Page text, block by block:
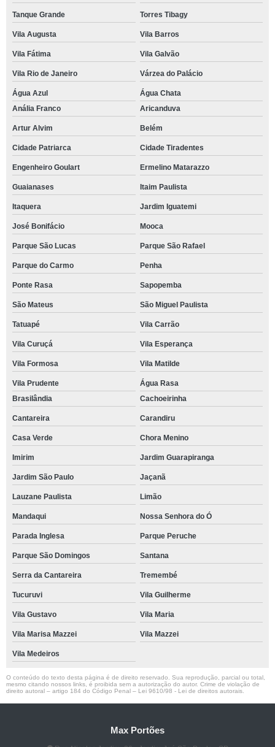
Tanque Grande Torres Tibagy
Vila Augusta Vila Barros
Vila Fátima Vila Galvão
Vila Rio de Janeiro Várzea do Palácio
Água Azul
Água Chata
Anália Franco
Aricanduva
Artur Alvim Belém
Cidade Patriarca Cidade Tiradentes
Engenheiro Goulart Ermelino Matarazzo
Guaianases Itaim Paulista
Itaquera Jardim Iguatemi
José Bonifácio Mooca
Parque São Lucas Parque São Rafael
Parque do Carmo Penha
Ponte Rasa Sapopemba
São Mateus São Miguel Paulista
Tatuapé Vila Carrão
Vila Curuçá Vila Esperança
Vila Formosa Vila Matilde
Vila Prudente
Água Rasa
Brasilândia
Cachoeirinha
Cantareira Carandiru
Casa Verde Chora Menino
Imirim Jardim Guarapiranga
Jardim São Paulo Jaçanã
Lauzane Paulista Limão
Mandaqui Nossa Senhora do Ó
Parada Inglesa Parque Peruche
Parque São Domingos Santana
Serra da Cantareira Tremembé
Tucuruvi Vila Guilherme
Vila Gustavo Vila Maria
Vila Marisa Mazzei Vila Mazzei
Vila Medeiros
O conteúdo do texto desta página é de direito reservado. Sua reprodução, parcial ou total,
mesmo citando nossos links, é proibida sem a autorização do autor. Crime de violação de
direito autoral – artigo 184 do Código Penal – Lei 9610/98 - Lei de direitos autorais
Max Portões